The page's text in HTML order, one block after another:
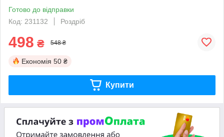
Готово до відправки
Код: 231132
Роздріб
498 ₴ 548 ₴
Економія 50 ₴
Купити